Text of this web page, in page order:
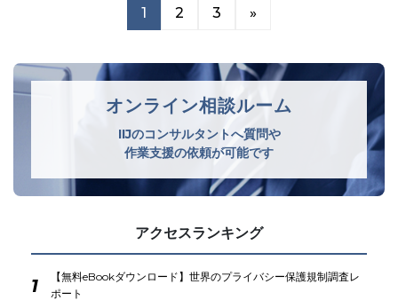
1 2 3 »
オンライン相談ルーム
IIJのコンサルタントへ質問や
作業支援の依頼が可能です
アクセスランキング
1
【無料eBookダウンロード】世界のプライバシー保護規制調査レ
ポート